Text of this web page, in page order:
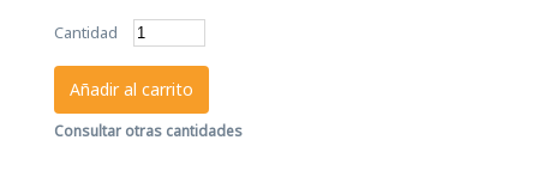
Cantidad
Añadir al carrito
Consultar otras cantidades